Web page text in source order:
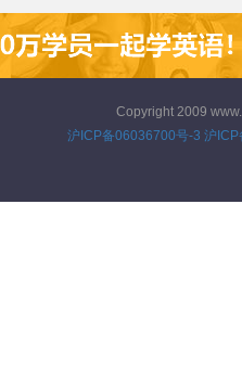
Copyright 2009
沪ICP备06036700号-3 沪